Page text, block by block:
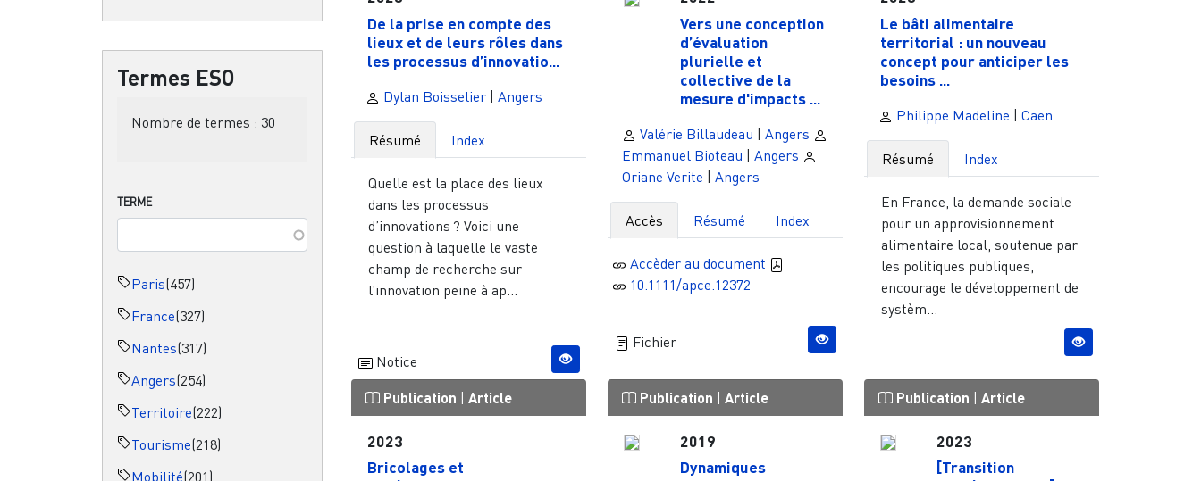
Termes ESO
Nombre de termes : 30
TERME
Paris(457)
France(327)
Nantes(317)
Angers(254)
Territoire(222)
Tourisme(218)
Mobilité(201)
De la prise en compte des
lieux et de leurs rôles dans
les processus d’innovatio...
Dylan Boisselier | Angers
Résumé Index
Quelle est la place des lieux
dans les processus
d’innovations ? Voici une
question à laquelle le vaste
champ de recherche sur
l’innovation peine à ap...
Notice
Vers une conception
d’évaluation
plurielle et
collective de la
mesure d'impacts ...
Valérie Billaudeau | Angers
Emmanuel Bioteau | Angers
Oriane Verite | Angers
Accès Résumé Index
Accèder au document
10.1111/apce.12372
Fichier
Le bâti alimentaire
territorial : un nouveau
concept pour anticiper les
besoins ...
Philippe Madeline | Caen
Résumé Index
En France, la demande sociale
pour un approvisionnement
alimentaire local, soutenue par
les politiques publiques,
encourage le développement de
systèm...
Publication | Article
2023
Bricolages et
Publication | Article
2019
Dynamiques
Publication | Article
2023
[Transition